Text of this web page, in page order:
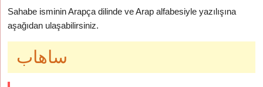
Sahabe isminin Arapça dilinde ve Arap alfabesiyle yazılışına
aşağıdan ulaşabilirsiniz.
ساهاب